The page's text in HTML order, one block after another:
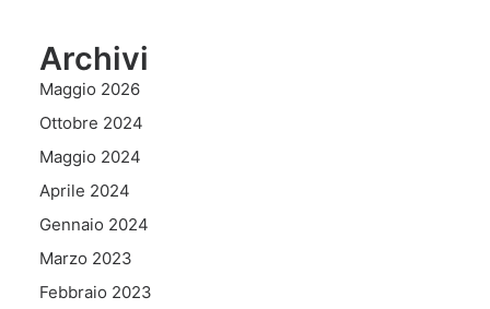
Archivi
Maggio 2026
Ottobre 2024
Maggio 2024
Aprile 2024
Gennaio 2024
Marzo 2023
Febbraio 2023